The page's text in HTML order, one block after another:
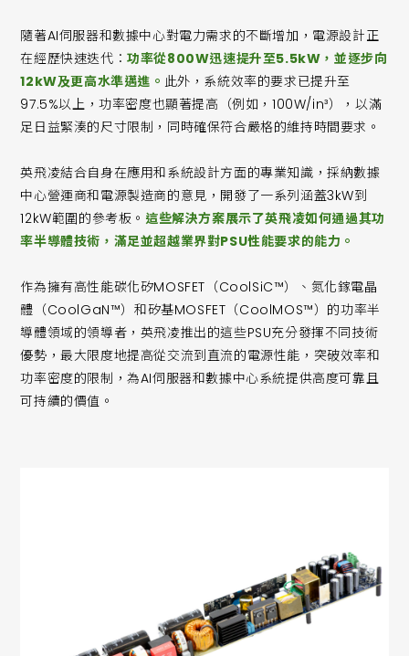
隨著AI伺服器和數據中心對電力需求的不斷增加，電源設計正
在經歷快速迭代：功率從800W迅速提升至5.5kW，並逐步向
12kW及更高水準邁進。 此外，系統效率的要求已提升至
97.5%以上，功率密度也顯著提高（例如，100W/in³），以滿
足日益緊湊的尺寸限制，同時確保符合嚴格的維持時間要求。
英飛凌結合自身在應用和系統設計方面的專業知識，採納數據
中心營運商和電源製造商的意見，開發了一系列涵蓋3kW到
12kW範圍的參考板。 這些解決方案展示了英飛凌如何通過其功
率半導體技術，滿足並超越業界對PSU性能要求的能力。
作為擁有高性能碳化矽MOSFET（CoolSiC™）、氮化鎵電晶
體（CoolGaN™）和矽基MOSFET（CoolMOS™）的功率半
導體領域的領導者，英飛凌推出的這些PSU充分發揮不同技術
優勢，最大限度地提高從交流到直流的電源性能，突破效率和
功率密度的限制，為AI伺服器和數據中心系統提供高度可靠且
可持續的價值。